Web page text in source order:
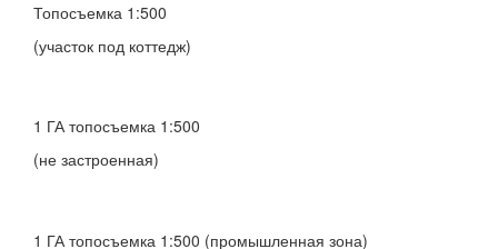
Топосъемка 1:500
(участок под коттедж)
1 ГА топосъемка 1:500
(не застроенная)
1 ГА топосъемка 1:500 (промышленная зона)